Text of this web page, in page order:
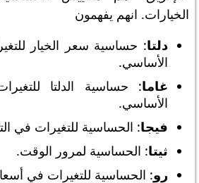
الخيارات. انهم يفهمون
دلتا: حساسية سعر الخيار
الأساسي.
غاما: حساسية الدلتا
الأساسي.
فيجا: الحساسية للتغيرات في
ثيتا: الحساسية لمرور الوقت.
رو: الحساسية للتغيرات في